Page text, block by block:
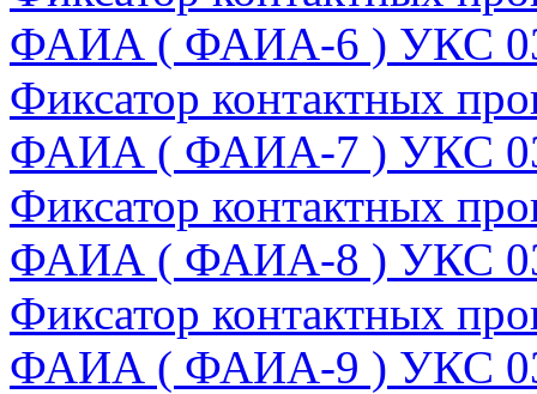
ФАИА ( ФАИА-6 ) УКС
Фиксатор контактных
ФАИА ( ФАИА-7 ) УКС
Фиксатор контактных
ФАИА ( ФАИА-8 ) УКС
Фиксатор контактных
ФАИА ( ФАИА-9 ) УКС